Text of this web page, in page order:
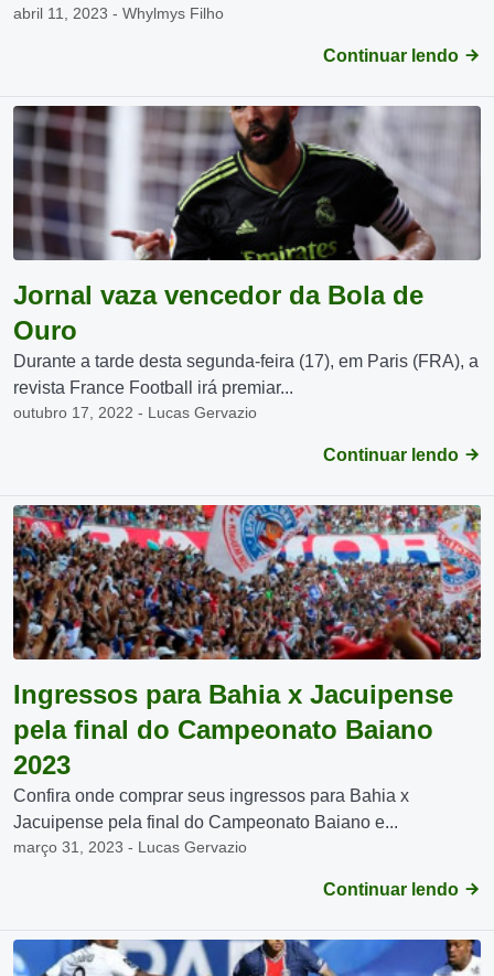
abril 11, 2023 - Whylmys Filho
Continuar lendo
Jornal vaza vencedor da Bola de
Ouro
Durante a tarde desta segunda-feira (17), em Paris (FRA), a
revista France Football irá premiar...
outubro 17, 2022 - Lucas Gervazio
Continuar lendo
Ingressos para Bahia x Jacuipense
pela final do Campeonato Baiano
2023
Confira onde comprar seus ingressos para Bahia x
Jacuipense pela final do Campeonato Baiano e...
março 31, 2023 - Lucas Gervazio
Continuar lendo